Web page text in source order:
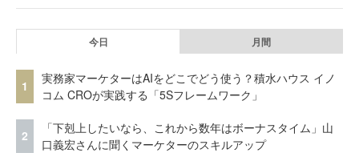
今日 月間
1
実務家マーケターはAIをどこでどう使う？積水ハウス イノ
コム CROが実践する「5Sフレームワーク」
2
「下剋上したいなら、これから数年はボーナスタイム」山
口義宏さんに聞くマーケターのスキルアップ